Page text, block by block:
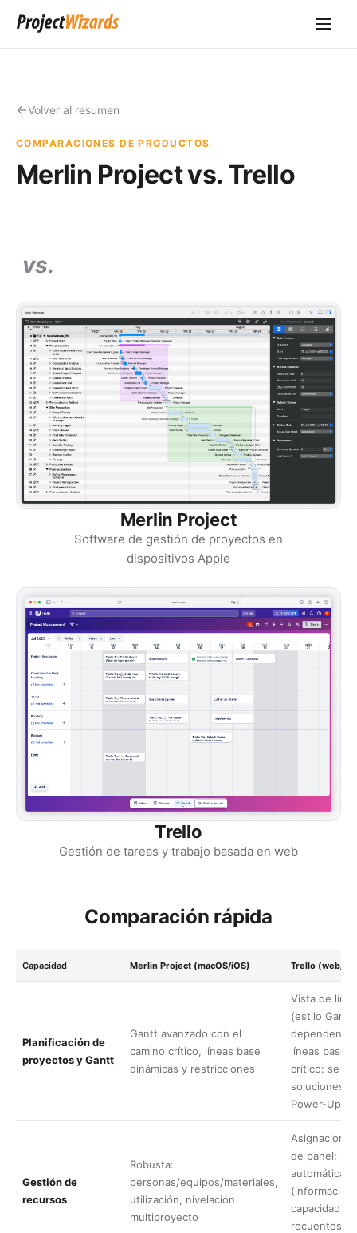
Volver al resumen
COMPARACIONES DE PRODUCTOS
Merlin Project vs. Trello
Merlin Project
Software de gestión de proyectos en
dispositivos Apple
vs.
Trello
Gestión de tareas y trabajo basada en web
Comparación rápida
Capacidad Merlin Project (macOS/iOS) Trello (web/
Planificación de
proyectos y Gantt
Gantt avanzado con el
camino crítico, líneas base
dinámicas y restricciones
Vista de
(estilo
líneas base
crítico: se
soluciones
Power-Ups.
Gestión de
recursos
Robusta:
personas/equipos/materiales,
utilización, nivelación
multiproyecto
de panel;
automática
(información
capacidad
recuentos/